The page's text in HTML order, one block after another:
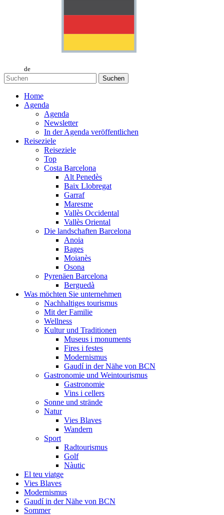
de
Suchen
Home
Agenda
Agenda
Newsletter
In der Agenda veröffentlichen
Reiseziele
Reiseziele
Top
Costa Barcelona
Alt Penedès
Baix Llobregat
Garraf
Maresme
Vallès Occidental
Vallès Oriental
Die landschaften Barcelona
Anoia
Bages
Moianès
Osona
Pyrenäen Barcelona
Berguedà
Was möchten Sie unternehmen
Nachhaltiges tourismus
Mit der Familie
Wellness
Kultur und Traditionen
Museus i monuments
Fires i festes
Modernismus
Gaudí in der Nähe von BCN
Gastronomie und Weintourismus
Gastronomie
Vins i cellers
Sonne und strände
Natur
Vies Blaves
Wandern
Sport
Radtourismus
Golf
Nàutic
El teu viatge
Vies Blaves
Modernismus
Gaudí in der Nähe von BCN
Sommer